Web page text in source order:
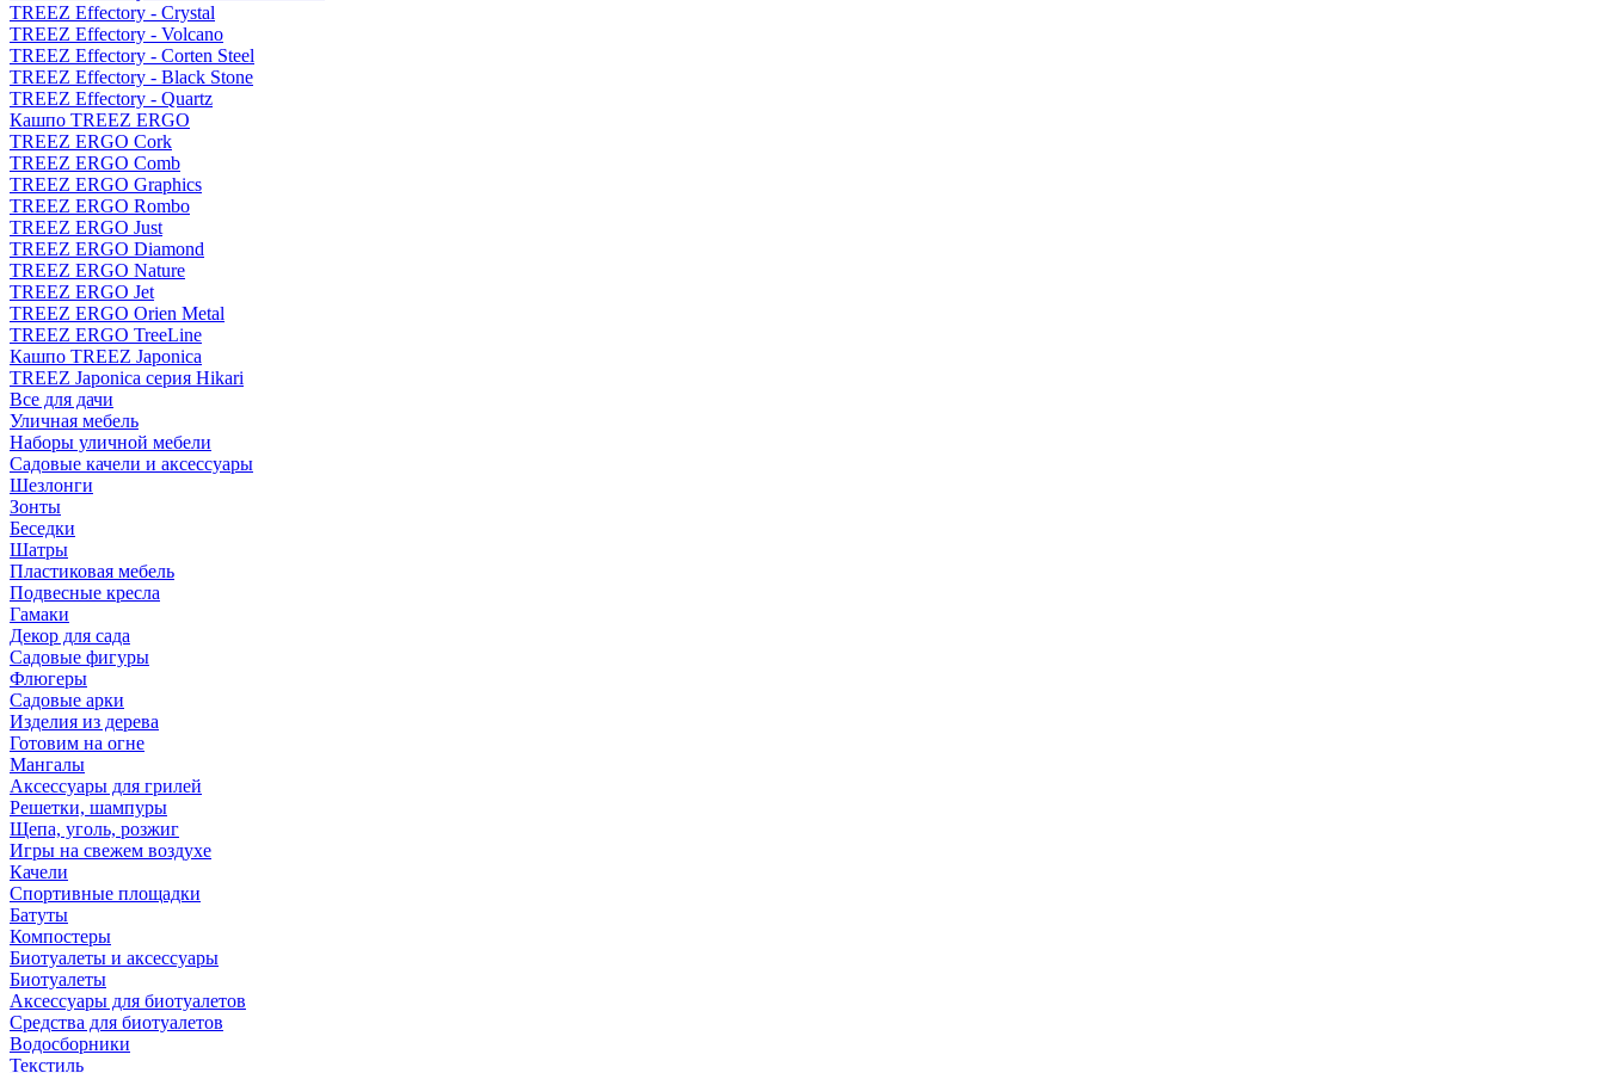
TREEZ Effectory - Crystal
TREEZ Effectory - Volcano
TREEZ Effectory - Corten Steel
TREEZ Effectory - Black Stone
TREEZ Effectory - Quartz
Кашпо TREEZ ERGO
TREEZ ERGO Cork
TREEZ ERGO Comb
TREEZ ERGO Graphics
TREEZ ERGO Rombo
TREEZ ERGO Just
TREEZ ERGO Diamond
TREEZ ERGO Nature
TREEZ ERGO Jet
TREEZ ERGO Orien Metal
TREEZ ERGO TreeLine
Кашпо TREEZ Japonica
TREEZ Japonica серия Hikari
Все для дачи
Уличная мебель
Наборы уличной мебели
Садовые качели и аксессуары
Шезлонги
Зонты
Беседки
Шатры
Пластиковая мебель
Подвесные кресла
Гамаки
Декор для сада
Садовые фигуры
Флюгеры
Садовые арки
Изделия из дерева
Готовим на огне
Мангалы
Аксессуары для грилей
Решетки, шампуры
Щепа, уголь, розжиг
Игры на свежем воздухе
Качели
Спортивные площадки
Батуты
Компостеры
Биотуалеты и аксессуары
Биотуалеты
Аксессуары для биотуалетов
Средства для биотуалетов
Водосборники
Текстиль